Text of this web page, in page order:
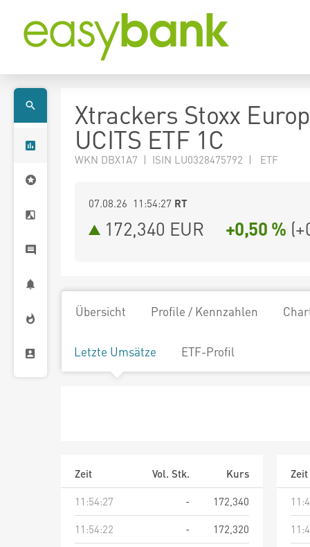
Xtrackers Stoxx
UCITS ETF 1C
WKN DBX1A7 | ISIN LU0328475792 | ETF
07.08.26 11:54:27 RT
172,340 EUR +0,50 % (
Übersicht Profile / Kennzahlen
Letzte Umsätze ETF-Profil
Zeit Vol. Stk.
Kurs
11:54:27
-
172,340
11:54:22
-
172,320
Zeit